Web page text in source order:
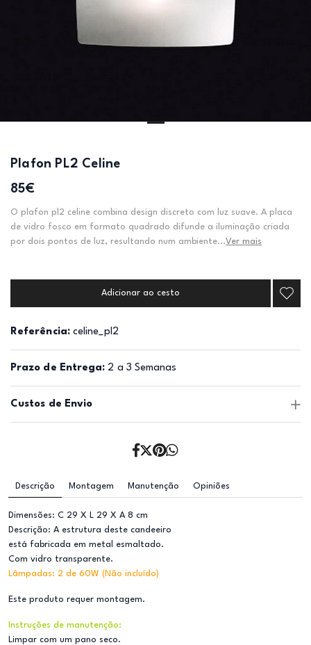
Plafon PL2 Celine
85€
O plafon pl2 celine combina design discreto com luz suave. A placa
de vidro fosco em formato quadrado difunde a iluminação criada
por dois pontos de luz, resultando num ambiente...Ver mais
Adicionar ao cesto
Referência: celine_pl2
Prazo de Entrega: 2 a 3 Semanas
Custos de Envio
Descrição Montagem Manutenção Opiniões
Dimensões: C 29 X L 29 X A 8 cm
Descrição: A estrutura deste candeeiro
está fabricada em metal esmaltado.
Com vidro transparente.
Lâmpadas: 2 de 60W (Não incluído)
Este produto requer montagem.
Instruções de manutenção:
Limpar com um pano seco.